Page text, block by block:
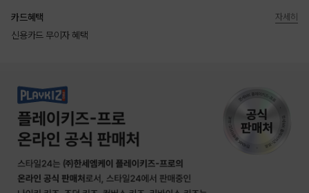
카드혜택
신용카드 무이자 혜택
자세히